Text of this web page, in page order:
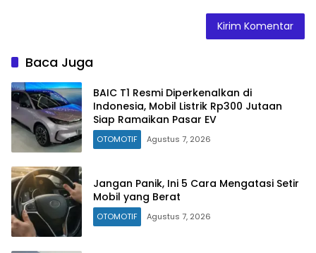
Baca Juga
BAIC T1 Resmi Diperkenalkan di
Indonesia, Mobil Listrik Rp300 Jutaan
Siap Ramaikan Pasar EV
OTOMOTIF Agustus 7, 2026
Jangan Panik, Ini 5 Cara Mengatasi Setir
Mobil yang Berat
OTOMOTIF Agustus 7, 2026